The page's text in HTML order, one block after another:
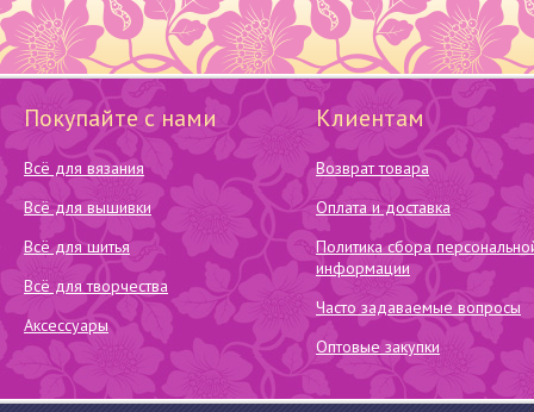
Покупайте с нами
Всё для вязания
Всё для вышивки
Всё для шитья
Всё для творчества
Аксессуары
Клиентам
Возврат товара
Оплата и доставка
Политика сбора
информации
Часто задаваемые вопросы
Оптовые закупки